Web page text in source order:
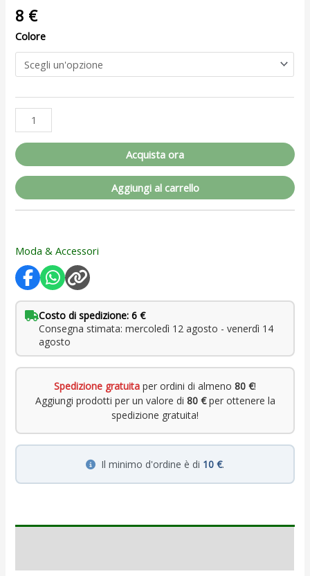
8 €
Colore
Acquista ora
Aggiungi al carrello
Moda & Accessori
Costo di spedizione: 6 €
Consegna stimata: mercoledì 12 agosto - venerdì 14
agosto
Spedizione gratuita per ordini di almeno 80 €!
Aggiungi prodotti per un valore di 80 €per ottenere la
spedizione gratuita!
Il minimo d'ordine è di 10 €.